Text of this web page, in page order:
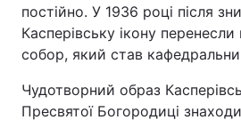
постійно. У 1936 році після
Касперівську ікону
собор, який став
Чудотворний образ
Пресвятої Богородиці